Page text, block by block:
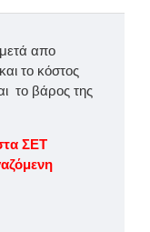
απο
το κόστος
το βάρος της
ΣΕΤ